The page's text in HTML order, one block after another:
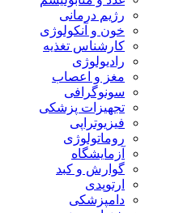
رژیم درمانی
خون و آنکولوژی
کارشناس تغذیه
رادیولوژی
مغز و اعصاب
سونوگرافی
تجهیزات پزشکی
فیزیوتراپی
روماتولوژی
آزمایشگاه
گوارش و کبد
ارتوپدی
دامپزشکی